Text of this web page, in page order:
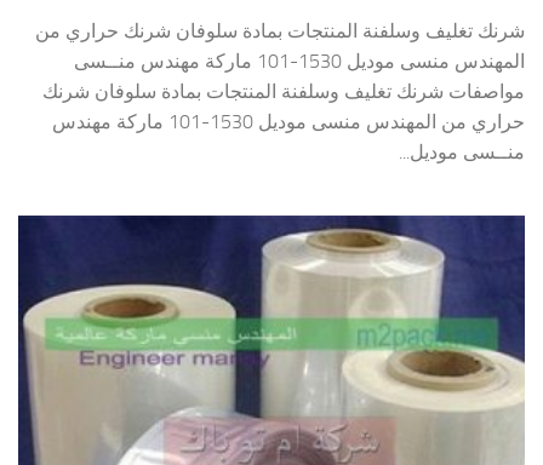
شرنك تغليف وسلفنة المنتجات بمادة سلوفان شرنك حراري من
المهندس منسى موديل 1530-101 ماركة مهندس منــسى
مواصفات شرنك تغليف وسلفنة المنتجات بمادة سلوفان شرنك
حراري من المهندس منسى موديل 1530-101 ماركة مهندس
منــسى موديل...